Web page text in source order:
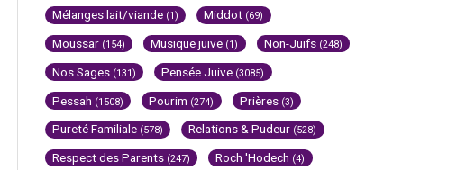
Mélanges lait/viande (1) Middot (69)
Moussar (154) Musique juive (1) Non-Juifs (248)
Nos Sages (131) Pensée Juive (3085)
Pessah (1508) Pourim (274) Prières (3)
Pureté Familiale (578) Relations & Pudeur (528)
Respect des Parents (247) Roch 'Hodech (4)